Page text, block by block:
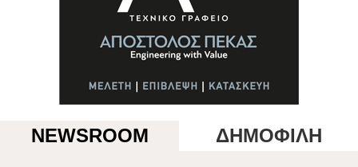
NEWSROOM ΔΗΜΟΦΙΛΗ